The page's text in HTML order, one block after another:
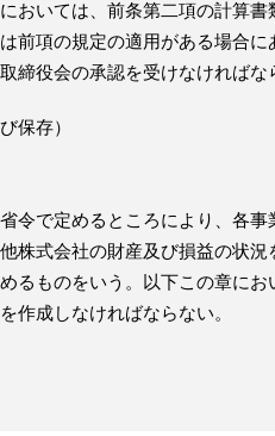
おいては、前条第二項の計算書
前項の規定の適用がある場合
締役会の承認を受けなければな
保存）
令で定めるところにより、各事
株式会社の財産及び損益の状
るものをいう。以下この章に
作成しなければならない。